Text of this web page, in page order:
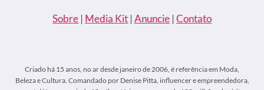
Sobre | Media Kit | Anuncie | Contato
Criado há 15 anos, no ar desde janeiro de 2006, é referência em Moda,
Beleza e Cultura. Comandado por Denise Pitta, influencer e empreendedora,